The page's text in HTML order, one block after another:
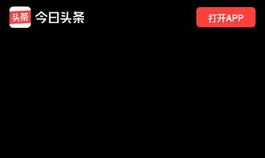
打开APP